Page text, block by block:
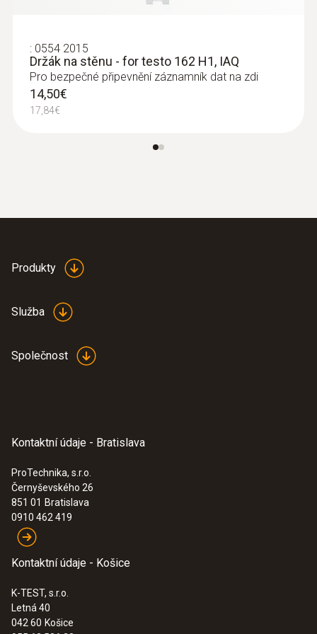
: 0554 2015
Držák na stěnu - for testo 162 H1, IAQ
Pro bezpečné připevnění záznamník dat na zdi
14,50€
17,84€
Produkty
Služba
Společnost
Kontaktní údaje - Bratislava
ProTechnika, s.r.o.
Černyševského 26
851 01 Bratislava
0910 462 419
Kontaktní údaje - Košice
K-TEST, s.r.o.
Letná 40
042 60 Košice